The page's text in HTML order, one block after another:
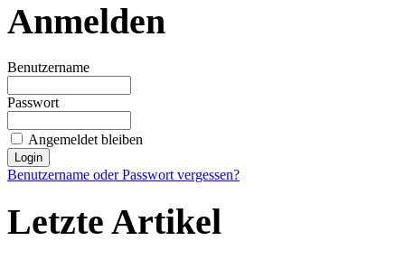
Anmelden
Benutzername
Passwort
Angemeldet bleiben
Benutzername oder Passwort vergessen?
Letzte Artikel